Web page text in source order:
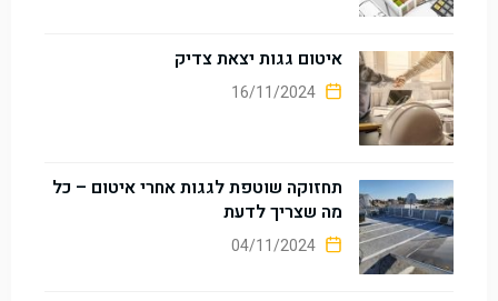
איטום גגות יצאת צדיק
תחזוקה שוטפת לגגות אחרי איטום – כל
מה שצריך לדעת